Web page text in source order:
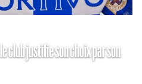
club justifie son choix par son